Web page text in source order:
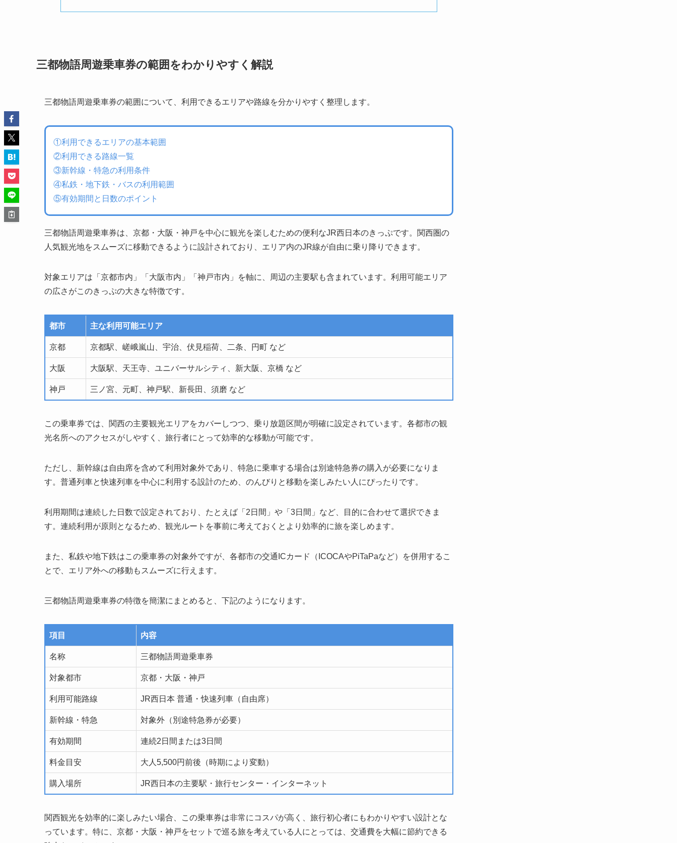
三都物語周遊乗車券の範囲をわかりやすく解説
三都物語周遊乗車券の範囲について、利用できるエリアや路線を分かりやすく整理します。
①利用できるエリアの基本範囲
②利用できる路線一覧
③新幹線・特急の利用条件
④私鉄・地下鉄・バスの利用範囲
⑤有効期間と日数のポイント
三都物語周遊乗車券は、京都・大阪・神戸を中心に観光を楽しむための便利なJR西日本のきっぷです。関西圏の
人気観光地をスムーズに移動できるように設計されており、エリア内のJR線が自由に乗り降りできます。
対象エリアは「京都市内」「大阪市内」「神戸市内」を軸に、周辺の主要駅も含まれています。利用可能エリア
の広さがこのきっぷの大きな特徴です。
都市 主な利用可能エリア
京都 京都駅、嵯峨嵐山、宇治、伏見稲荷、二条、円町 など
大阪 大阪駅、天王寺、ユニバーサルシティ、新大阪、京橋 など
神戸 三ノ宮、元町、神戸駅、新長田、須磨 など
この乗車券では、関西の主要観光エリアをカバーしつつ、乗り放題区間が明確に設定されています。各都市の観
光名所へのアクセスがしやすく、旅行者にとって効率的な移動が可能です。
ただし、新幹線は自由席を含めて利用対象外であり、特急に乗車する場合は別途特急券の購入が必要になりま
す。普通列車と快速列車を中心に利用する設計のため、のんびりと移動を楽しみたい人にぴったりです。
利用期間は連続した日数で設定されており、たとえば「2日間」や「3日間」など、目的に合わせて選択できま
す。連続利用が原則となるため、観光ルートを事前に考えておくとより効率的に旅を楽しめます。
また、私鉄や地下鉄はこの乗車券の対象外ですが、各都市の交通ICカード（ICOCAやPiTaPaなど）を併用するこ
とで、エリア外への移動もスムーズに行えます。
三都物語周遊乗車券の特徴を簡潔にまとめると、下記のようになります。
項目 内容
名称 三都物語周遊乗車券
対象都市 京都・大阪・神戸
利用可能路線 JR西日本 普通・快速列車（自由席）
新幹線・特急 対象外（別途特急券が必要）
有効期間 連続2日間または3日間
料金目安 大人5,500円前後（時期により変動）
購入場所 JR西日本の主要駅・旅行センター・インターネット
関西観光を効率的に楽しみたい場合、この乗車券は非常にコスパが高く、旅行初心者にもわかりやすい設計とな
っています。特に、京都・大阪・神戸をセットで巡る旅を考えている人にとっては、交通費を大幅に節約できる